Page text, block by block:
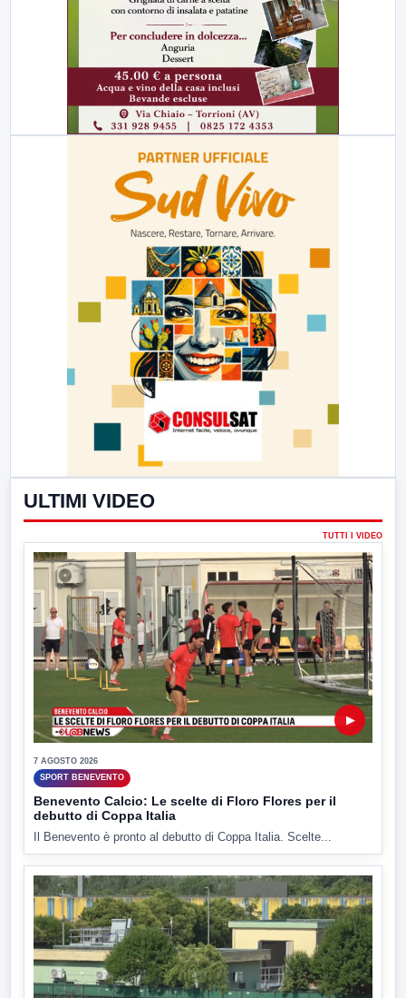
ULTIMI VIDEO
TUTTI I VIDEO
▶
7 AGOSTO 2026
SPORT BENEVENTO
Benevento Calcio: Le scelte di Floro Flores per il
debutto di Coppa Italia
Il Benevento è pronto al debutto di Coppa Italia. Scelte...